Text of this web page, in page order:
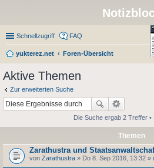
Schnellzugriff FAQ
yukterez.net
Foren-Übersicht
Aktive Themen
Zur erweiterten Suche
Die Suche ergab 2 Treffer •
Themen
Zarathustra und
von Zarathustra » Do 8. Sep 2016, 13:32 »